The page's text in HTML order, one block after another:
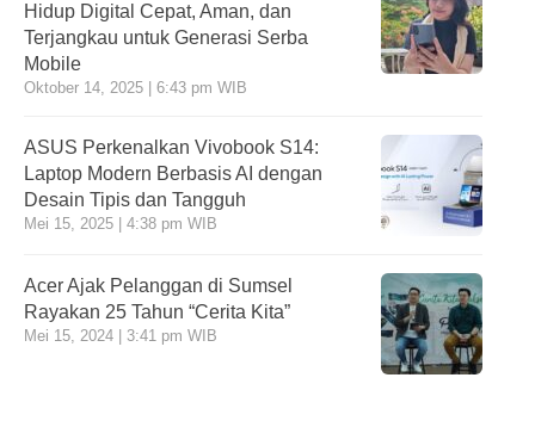
Hidup Digital Cepat, Aman, dan
Terjangkau untuk Generasi Serba
Mobile
Oktober 14, 2025 | 6:43 pm WIB
ASUS Perkenalkan Vivobook S14:
Laptop Modern Berbasis AI dengan
Desain Tipis dan Tangguh
Mei 15, 2025 | 4:38 pm WIB
Acer Ajak Pelanggan di Sumsel
Rayakan 25 Tahun “Cerita Kita”
Mei 15, 2024 | 3:41 pm WIB